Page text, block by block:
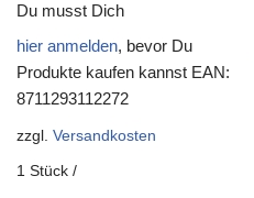
Du musst Dich
hier anmelden, bevor Du
Produkte kaufen kannst EAN:
8711293112272
zzgl. Versandkosten
1 Stück /